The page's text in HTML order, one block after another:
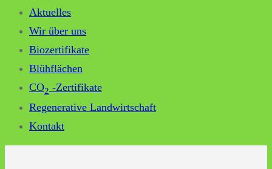
Aktuelles
Wir über uns
Biozertifikate
Blühflächen
CO2 -Zertifikate
Regenerative Landwirtschaft
Kontakt